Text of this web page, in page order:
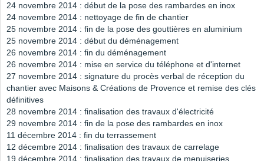
24 novembre 2014 : début de la pose des rambardes en inox
24 novembre 2014 : nettoyage de fin de chantier
25 novembre 2014 : fin de la pose des gouttières en aluminium
25 novembre 2014 : début du déménagement
26 novembre 2014 : fin du déménagement
26 novembre 2014 : mise en service du téléphone et d'internet
27 novembre 2014 : signature du procès verbal de réception du
chantier avec Maisons & Créations de Provence et remise des clés
définitives
28 novembre 2014 : finalisation des travaux d'électricité
29 novembre 2014 : fin de la pose des rambardes en inox
11 décembre 2014 : fin du terrassement
12 décembre 2014 : finalisation des travaux de carrelage
19 décembre 2014 : finalisation des travaux de menuiseries